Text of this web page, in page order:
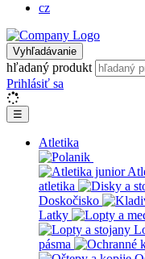
cz
Vyhľadávanie
hľadaný produkt
Prihlásiť sa
☰
Atletika
atletika
Doskočisko
Latky
pásma